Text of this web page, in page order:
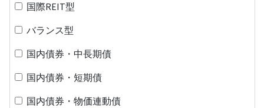
国際REIT型
バランス型
国内債券・中長期債
国内債券・短期債
国内債券・物価連動債